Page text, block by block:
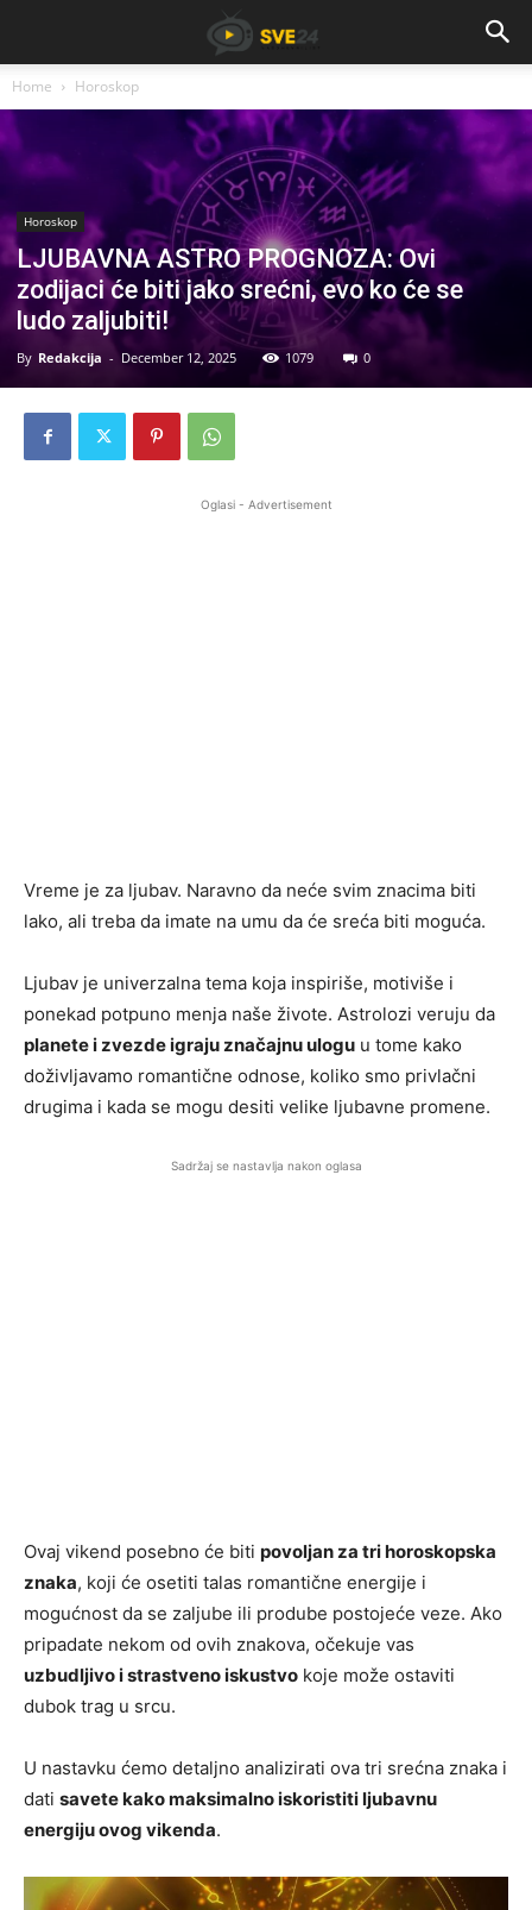
Home Horoskop
Horoskop
LJUBAVNA ASTRO PROGNOZA: Ovi
zodijaci će biti jako srećni, evo ko će se
ludo zaljubiti!
By Redakcija - December 12, 2025 1079 0
Oglasi - Advertisement
Vreme je za ljubav. Naravno da neće svim znacima biti
lako, ali treba da imate na umu da će sreća biti moguća.
Ljubav je univerzalna tema koja inspiriše, motiviše i
ponekad potpuno menja naše živote. Astrolozi veruju da
planete i zvezde igraju značajnu ulogu u tome kako
doživljavamo romantične odnose, koliko smo privlačni
drugima i kada se mogu desiti velike ljubavne promene.
Sadržaj se nastavlja nakon oglasa
Ovaj vikend posebno će biti povoljan za tri horoskopska
znaka, koji će osetiti talas romantične energije i
mogućnost da se zaljube ili prodube postojeće veze. Ako
pripadate nekom od ovih znakova, očekuje vas
uzbudljivo i strastveno iskustvo koje može ostaviti
dubok trag u srcu.
U nastavku ćemo detaljno analizirati ova tri srećna znaka i
dati savete kako maksimalno iskoristiti ljubavnu
energiju ovog vikenda.